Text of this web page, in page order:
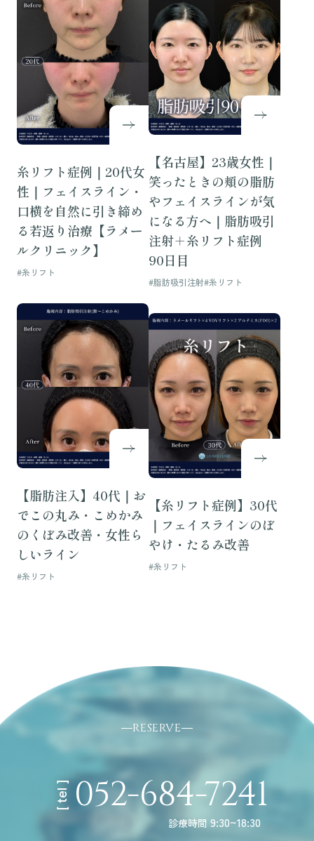
糸リフト症例｜20代女
性｜フェイスライン・
口横を自然に引き締め
る若返り治療【ラメー
ルクリニック】
#糸リフト
【名古屋】23歳女性｜
笑ったときの頬の脂肪
やフェイスラインが気
になる方へ｜脂肪吸引
注射＋糸リフト症例
90日目
#脂肪吸引注射#糸リフト
【脂肪注入】40代｜お
でこの丸み・こめかみ
のくぼみ改善・女性ら
しいライン
#糸リフト
【糸リフト症例】30代
｜フェイスラインのぼ
やけ・たるみ改善
#糸リフト
RESERVE
[ tel ] 052-684-7241
診療時間 9:30~18:30